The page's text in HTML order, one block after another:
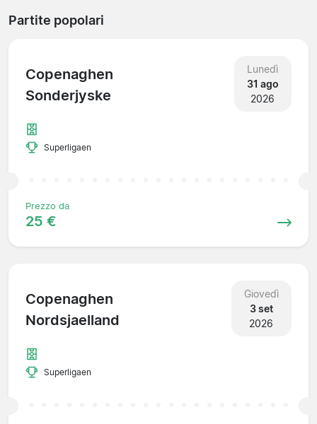
Partite popolari
Copenaghen
Sonderjyske
Lunedì
31 ago
2026
Superligaen
Prezzo da
25 €
Copenaghen
Nordsjaelland
Giovedì
3 set
2026
Superligaen